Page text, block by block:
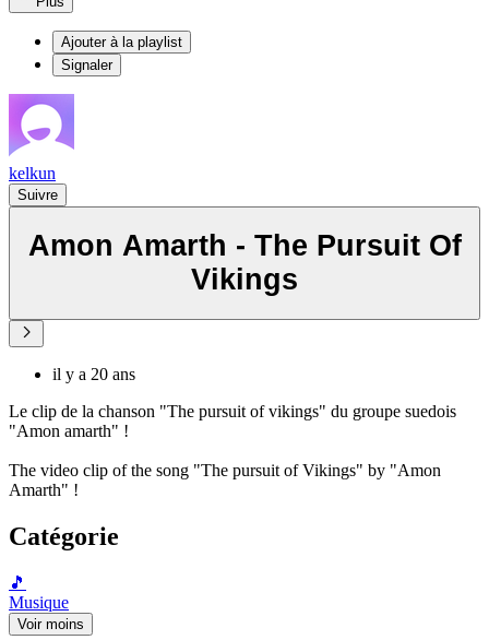
Ajouter à la playlist
Signaler
kelkun
Suivre
Amon Amarth - The Pursuit Of
Vikings
il y a 20 ans
Le clip de la chanson "The pursuit of vikings" du groupe suedois
"Amon amarth" !
The video clip of the song "The pursuit of Vikings" by "Amon
Amarth" !
Catégorie
🎵
Musique
Voir moins